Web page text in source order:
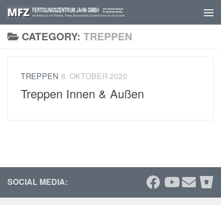
Skip to content
CATEGORY: TREPPEN
TREPPEN 8. OKTOBER 2020
Treppen Innen & Außen
SOCIAL MEDIA: